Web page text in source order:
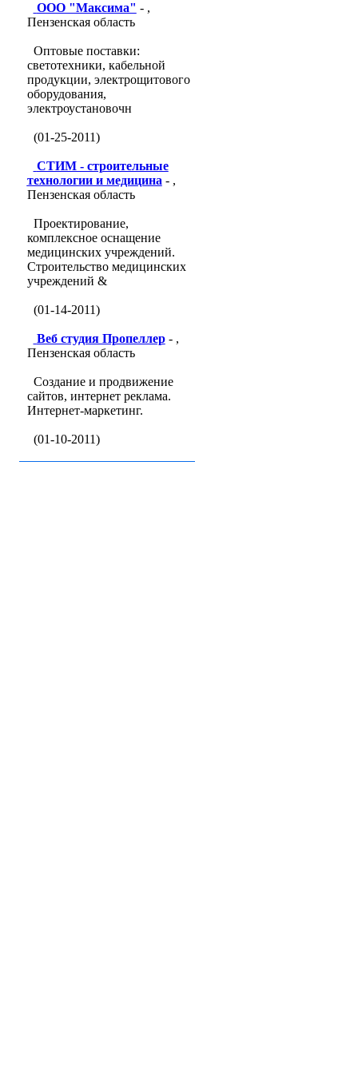
ООО "Максима" - ,
Пензенская область
Оптовые поставки:
светотехники, кабельной
продукции, электрощитового
оборудования,
электроустановочн
(01-25-2011)
СТИМ - строительные
технологии и медицина - ,
Пензенская область
Проектирование,
комплексное оснащение
медицинских учреждений.
Строительство медицинских
учреждений &
(01-14-2011)
Веб студия Пропеллер- ,
Пензенская область
Создание и продвижение
сайтов, интернет реклама.
Интернет-маркетинг.
(01-10-2011)